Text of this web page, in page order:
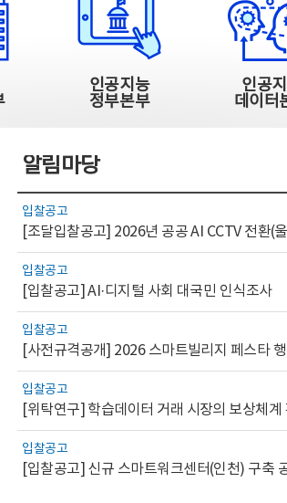
인공지능
정부본부
인공
데이터
관련 더보기
알림마당
입찰공고
입찰공고
[입찰공고] AI·디지털 사회 대국민 인식조사
입찰공고
[사전규격공개] 2026 스마트빌리지 페스타
입찰공고
입찰공고
[입찰공고] 신규 스마트워크센터(인천) 구축